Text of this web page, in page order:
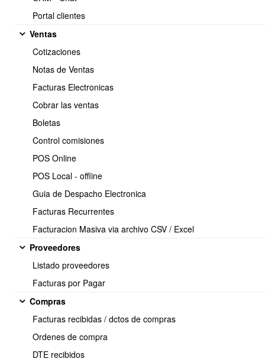
Portal clientes
Ventas
Cotizaciones
Notas de Ventas
Facturas Electronicas
Cobrar las ventas
Boletas
Control comisiones
POS Online
POS Local - offline
Guia de Despacho Electronica
Facturas Recurrentes
Facturacion Masiva via archivo CSV / Excel
Proveedores
Listado proveedores
Facturas por Pagar
Compras
Facturas recibidas / dctos de compras
Ordenes de compra
DTE recibidos
3.- Cómo inactivar un cliente en OBUMA ERP
4.- Ficha del cliente
5.- Importar lista de clientes via CSV
6.- Actualizar lista de clientes via CSV de forma masiva
7.- Como crear un anticipo clientes